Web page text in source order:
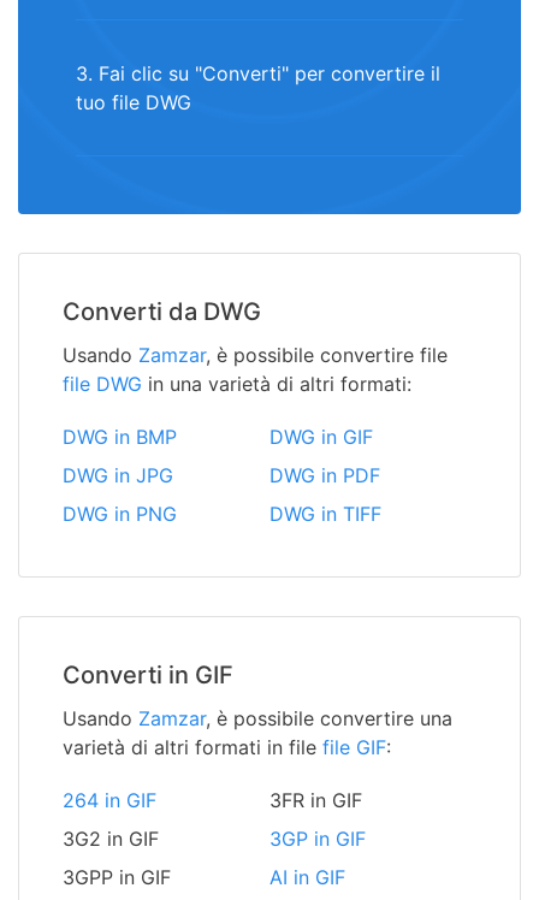
3. Fai clic su "Converti" per convertire il
tuo file DWG
Converti da DWG
Usando Zamzar, è possibile convertire file
file DWG in una varietà di altri formati:
DWG in BMP
DWG in GIF
DWG in JPG
DWG in PDF
DWG in PNG
DWG in TIFF
Converti in GIF
Usando Zamzar, è possibile convertire una
varietà di altri formati in file file GIF:
264 in GIF
3FR in GIF
3G2 in GIF
3GP in GIF
3GPP in GIF
AI in GIF